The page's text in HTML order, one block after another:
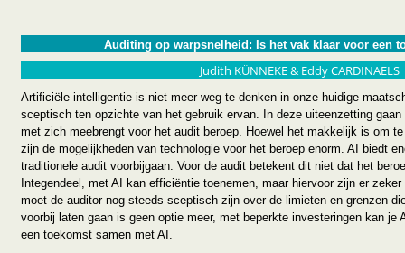
Auditing op warpsnelheid: Is het vak klaar voor een
Judith KÜNNEKE & Eddy CARDINAELS
Artificiële intelligentie is niet meer weg te denken in onze huidige
sceptisch ten opzichte van het gebruik ervan. In deze uiteenzetting
met zich meebrengt voor het audit beroep. Hoewel het makkelijk is om
zijn de mogelijkheden van technologie voor het beroep enorm. AI biedt
traditionele audit voorbijgaan. Voor de audit betekent dit niet dat het
Integendeel, met AI kan efficiëntie toenemen, maar hiervoor zijn er
moet de auditor nog steeds sceptisch zijn over de limieten en grenzen
voorbij laten gaan is geen optie meer, met beperkte investeringen kan je
een toekomst samen met AI.